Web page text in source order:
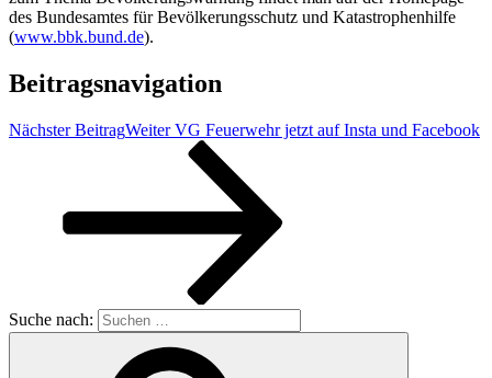
des Bundesamtes für Bevölkerungsschutz und Katastrophenhilfe
(www.bbk.bund.de).
Beitragsnavigation
Nächster BeitragWeiter VG Feuerwehr jetzt auf Insta und Facebook
Suche nach: